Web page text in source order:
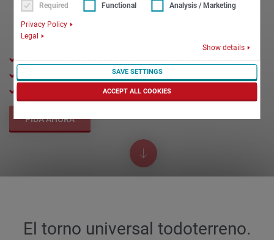
Required Functional Analysis / Marketing
Privacy Policy
Legal
Show details
SAVE SETTINGS
ACCEPT ALL COOKIES
Pasaje de husillo: 82 mm
Diámetro del mandril de sujeción: 315 mm
Longitud de torneado: 750 mm
PIDA AHORA
El torno universal todoterreno.